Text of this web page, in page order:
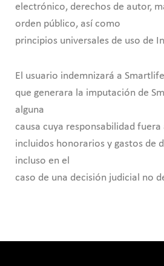
electrónico, derechos de autor,
orden público, así como
principios universales de uso de
El usuario indemnizará a
que generara la imputación de
alguna
causa cuya responsabilidad
incluidos honorarios y gastos de
incluso en el
caso de una decisión judicial no